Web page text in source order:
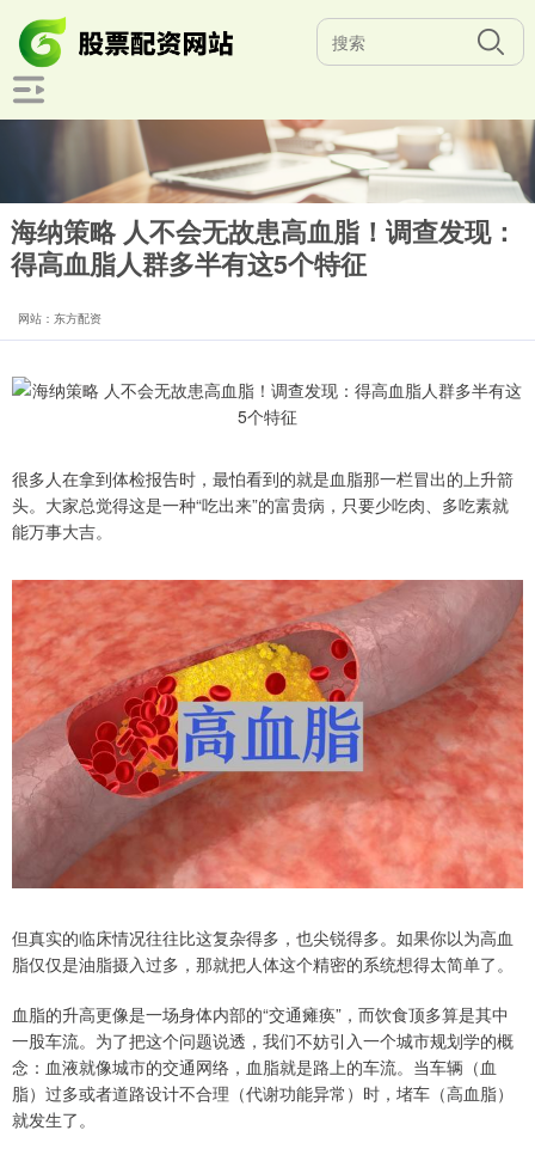
海纳策略 人不会无故患高血脂！调查发现：
得高血脂人群多半有这5个特征
网站：东方配资
很多人在拿到体检报告时，最怕看到的就是血脂那一栏冒出的上升箭
头。大家总觉得这是一种“吃出来”的富贵病，只要少吃肉、多吃素就
能万事大吉。
但真实的临床情况往往比这复杂得多，也尖锐得多。如果你以为高血
脂仅仅是油脂摄入过多，那就把人体这个精密的系统想得太简单了。
血脂的升高更像是一场身体内部的“交通瘫痪”，而饮食顶多算是其中
一股车流。为了把这个问题说透，我们不妨引入一个城市规划学的概
念：血液就像城市的交通网络，血脂就是路上的车流。当车辆（血
脂）过多或者道路设计不合理（代谢功能异常）时，堵车（高血脂）
就发生了。